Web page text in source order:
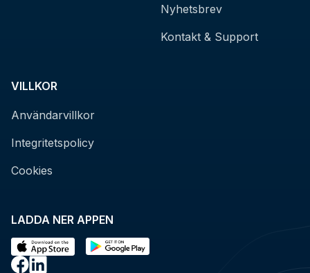
LADDA NER APPEN
Nyhetsbrev
Kontakt & Support
VILLKOR
Användarvillkor
Integritetspolicy
Cookies